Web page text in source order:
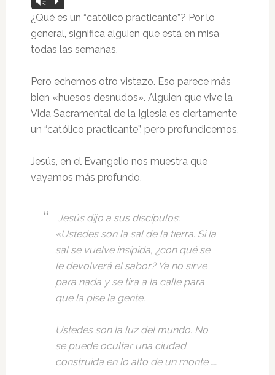
de
audio
¿Qué es un “católico practicante”? Por lo
general, significa alguien que está en misa
todas las semanas.
Pero echemos otro vistazo. Eso parece más
bien «huesos desnudos». Alguien que vive la
Vida Sacramental de la Iglesia es ciertamente
un “católico practicante”, pero profundicemos.
Jesús, en el Evangelio nos muestra que
vayamos más profundo.
Jesús dijo a sus discípulos:
«Ustedes son la sal de la tierra. Si la
sal se vuelve insípida, ¿con qué se
le devolverá el sabor? Ya no sirve
para nada y se tira a la calle para
que la pise la gente.
Ustedes son la luz del mundo. No
se puede ocultar una ciudad
construida en lo alto de un monte ….